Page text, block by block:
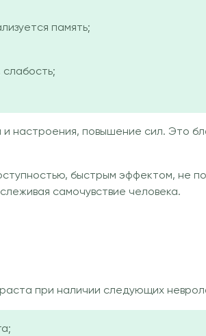
память;
настроения, повышение сил. Это
быстрым эффектом, не
самочувствие человека.
при наличии следующих